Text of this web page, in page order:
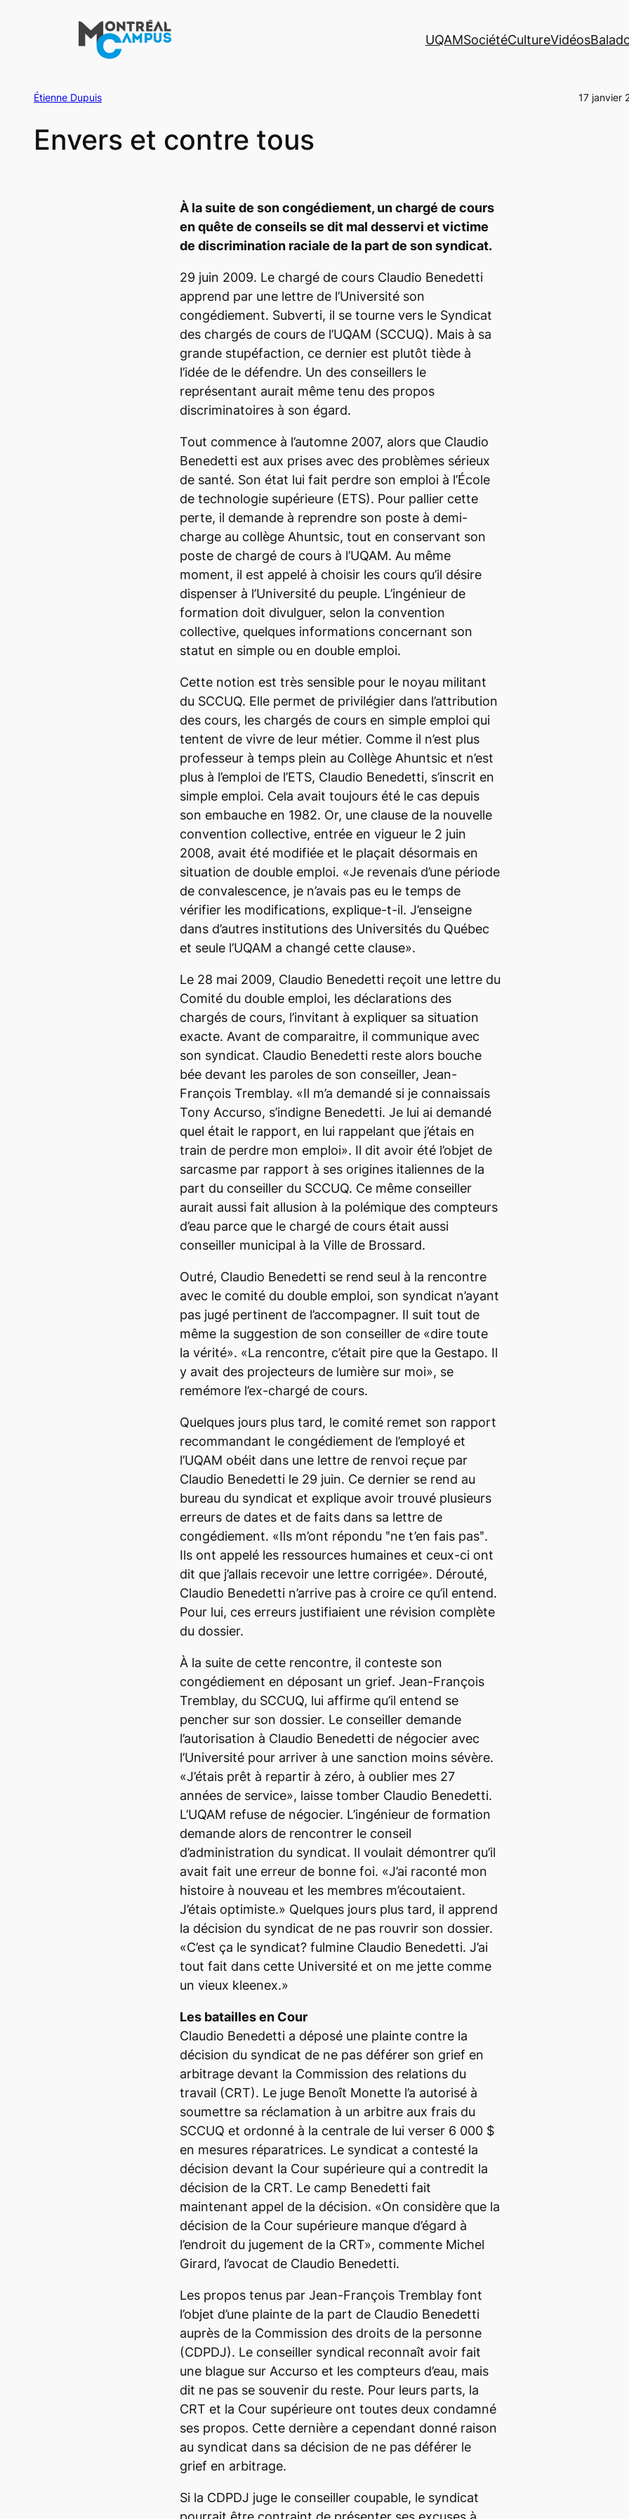
UQAMSociétéCultureVidéos
Étienne Dupuis 17 janvier
Envers et contre tous
À la suite de son congédiement, un chargé de cours
en quête de conseils se dit mal desservi et victime
de discrimination raciale de la part de son syndicat.
29 juin 2009. Le chargé de cours Claudio Benedetti
apprend par une lettre de l’Université son
congédiement. Subverti, il se tourne vers le Syndicat
des chargés de cours de l’UQAM (SCCUQ). Mais à sa
grande stupéfaction, ce dernier est plutôt tiède à
l’idée de le défendre. Un des conseillers le
représentant aurait même tenu des propos
discriminatoires à son égard.
Tout commence à l’automne 2007, alors que Claudio
Benedetti est aux prises avec des problèmes sérieux
de santé. Son état lui fait perdre son emploi à l’École
de technologie supérieure (ETS). Pour pallier cette
perte, il demande à reprendre son poste à demi-
charge au collège Ahuntsic, tout en conservant son
poste de chargé de cours à l’UQAM. Au même
moment, il est appelé à choisir les cours qu’il désire
dispenser à l’Université du peuple. L’ingénieur de
formation doit divulguer, selon la convention
collective, quelques informations concernant son
statut en simple ou en double emploi.
Cette notion est très sensible pour le noyau militant
du SCCUQ. Elle permet de privilégier dans l’attribution
des cours, les chargés de cours en simple emploi qui
tentent de vivre de leur métier. Comme il n’est plus
professeur à temps plein au Collège Ahuntsic et n’est
plus à l’emploi de l’ETS, Claudio Benedetti, s’inscrit en
simple emploi. Cela avait toujours été le cas depuis
son embauche en 1982. Or, une clause de la nouvelle
convention collective, entrée en vigueur le 2 juin
2008, avait été modifiée et le plaçait désormais en
situation de double emploi. «Je revenais d’une période
de convalescence, je n’avais pas eu le temps de
vérifier les modifications, explique-t-il. J’enseigne
dans d’autres institutions des Universités du Québec
et seule l’UQAM a changé cette clause».
Le 28 mai 2009, Claudio Benedetti reçoit une lettre du
Comité du double emploi, les déclarations des
chargés de cours, l’invitant à expliquer sa situation
exacte. Avant de comparaitre, il communique avec
son syndicat. Claudio Benedetti reste alors bouche
bée devant les paroles de son conseiller, Jean-
François Tremblay. «Il m’a demandé si je connaissais
Tony Accurso, s’indigne Benedetti. Je lui ai demandé
quel était le rapport, en lui rappelant que j’étais en
train de perdre mon emploi». Il dit avoir été l’objet de
sarcasme par rapport à ses origines italiennes de la
part du conseiller du SCCUQ. Ce même conseiller
aurait aussi fait allusion à la polémique des compteurs
d’eau parce que le chargé de cours était aussi
conseiller municipal à la Ville de Brossard.
Outré, Claudio Benedetti se rend seul à la rencontre
avec le comité du double emploi, son syndicat n’ayant
pas jugé pertinent de l’accompagner. Il suit tout de
même la suggestion de son conseiller de «dire toute
la vérité». «La rencontre, c’était pire que la Gestapo. Il
y avait des projecteurs de lumière sur moi», se
remémore l’ex-chargé de cours.
Quelques jours plus tard, le comité remet son rapport
recommandant le congédiement de l’employé et
l’UQAM obéit dans une lettre de renvoi reçue par
Claudio Benedetti le 29 juin. Ce dernier se rend au
bureau du syndicat et explique avoir trouvé plusieurs
erreurs de dates et de faits dans sa lettre de
congédiement. «Ils m’ont répondu ʺne t’en fais pasʺ.
Ils ont appelé les ressources humaines et ceux-ci ont
dit que j’allais recevoir une lettre corrigée». Dérouté,
Claudio Benedetti n’arrive pas à croire ce qu’il entend.
Pour lui, ces erreurs justifiaient une révision complète
du dossier.
À la suite de cette rencontre, il conteste son
congédiement en déposant un grief. Jean-François
Tremblay, du SCCUQ, lui affirme qu’il entend se
pencher sur son dossier. Le conseiller demande
l’autorisation à Claudio Benedetti de négocier avec
l’Université pour arriver à une sanction moins sévère.
«J’étais prêt à repartir à zéro, à oublier mes 27
années de service», laisse tomber Claudio Benedetti.
L’UQAM refuse de négocier. L’ingénieur de formation
demande alors de rencontrer le conseil
d’administration du syndicat. Il voulait démontrer qu’il
avait fait une erreur de bonne foi. «J’ai raconté mon
histoire à nouveau et les membres m’écoutaient.
J’étais optimiste.» Quelques jours plus tard, il apprend
la décision du syndicat de ne pas rouvrir son dossier.
«C’est ça le syndicat? fulmine Claudio Benedetti. J’ai
tout fait dans cette Université et on me jette comme
un vieux kleenex.»
Les batailles en Cour
Claudio Benedetti a déposé une plainte contre la
décision du syndicat de ne pas déférer son grief en
arbitrage devant la Commission des relations du
travail (CRT). Le juge Benoît Monette l’a autorisé à
soumettre sa réclamation à un arbitre aux frais du
SCCUQ et ordonné à la centrale de lui verser 6 000 $
en mesures réparatrices. Le syndicat a contesté la
décision devant la Cour supérieure qui a contredit la
décision de la CRT. Le camp Benedetti fait
maintenant appel de la décision. «On considère que la
décision de la Cour supérieure manque d’égard à
l’endroit du jugement de la CRT», commente Michel
Girard, l’avocat de Claudio Benedetti.
Les propos tenus par Jean-François Tremblay font
l’objet d’une plainte de la part de Claudio Benedetti
auprès de la Commission des droits de la personne
(CDPDJ). Le conseiller syndical reconnaît avoir fait
une blague sur Accurso et les compteurs d’eau, mais
dit ne pas se souvenir du reste. Pour leurs parts, la
CRT et la Cour supérieure ont toutes deux condamné
ses propos. Cette dernière a cependant donné raison
au syndicat dans sa décision de ne pas déférer le
grief en arbitrage.
Si la CDPDJ juge le conseiller coupable, le syndicat